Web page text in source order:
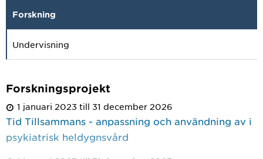
Forskning
Undervisning
Forskningsprojekt
1 januari 2023 till 31 december 2026
Tid Tillsammans - anpassning och användning av i
psykiatrisk heldygnsvård